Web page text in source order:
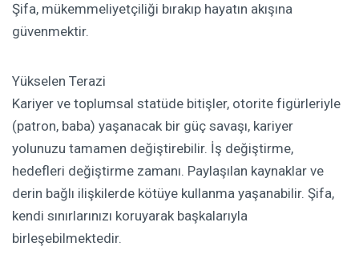
Şifa, mükemmeliyetçiliği bırakıp hayatın akışına
güvenmektir.
Yükselen Terazi
Kariyer ve toplumsal statüde bitişler, otorite figürleriyle
(patron, baba) yaşanacak bir güç savaşı, kariyer
yolunuzu tamamen değiştirebilir. İş değiştirme,
hedefleri değiştirme zamanı. Paylaşılan kaynaklar ve
derin bağlı ilişkilerde kötüye kullanma yaşanabilir. Şifa,
kendi sınırlarınızı koruyarak başkalarıyla
birleşebilmektedir.